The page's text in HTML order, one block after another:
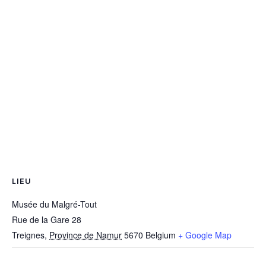
LIEU
Musée du Malgré-Tout
Rue de la Gare 28
Treignes, Province de Namur 5670 Belgium + Google Map